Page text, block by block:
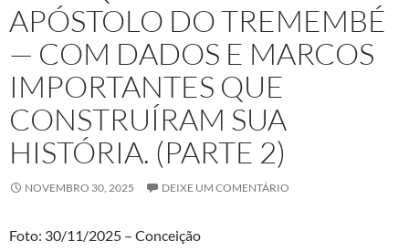
APÓSTOLO DO TREMEMBÉ
— COM DADOS E MARCOS
IMPORTANTES QUE
CONSTRUÍRAM SUA
HISTÓRIA. (PARTE 2)
NOVEMBRO 30, 2025 DEIXE UM COMENTÁRIO
Foto: 30/11/2025 – Conceição